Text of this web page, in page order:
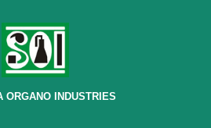
ORGANO INDUSTRIES